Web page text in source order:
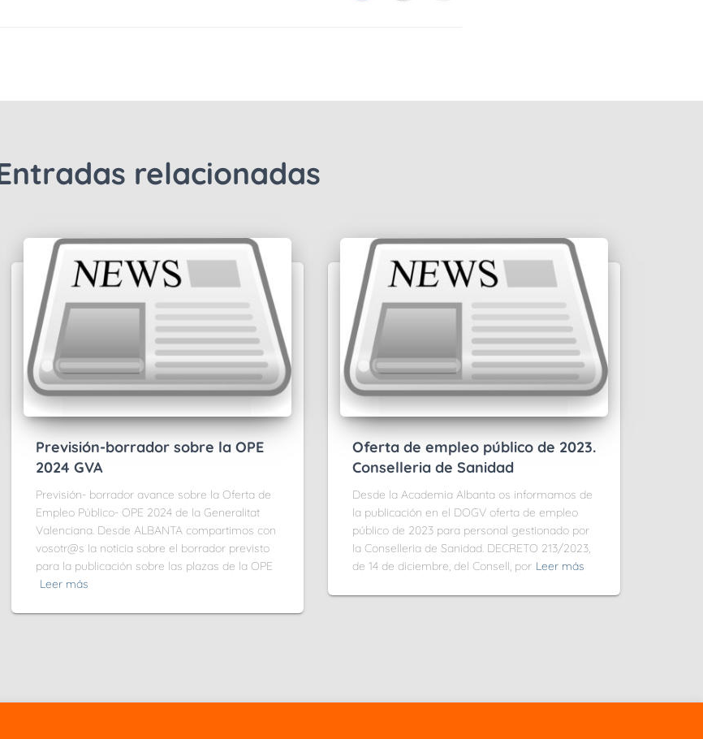
relacionadas
Previsión-borrador sobre la OPE
2024 GVA
Previsión- borrador avance sobre la Oferta de
Empleo Público- OPE 2024 de la Generalitat
Valenciana. Desde ALBANTA compartimos con
vosotr@s la noticia sobre el borrador previsto
para la publicación sobre las plazas de la OPE
Leer más
Oferta de empleo público de 2023.
Conselleria de Sanidad
Desde la Academia Albanta os informamos de
la publicación en el DOGV oferta de empleo
público de 2023 para personal gestionado por
la Conselleria de Sanidad. DECRETO 213/2023,
de 14 de diciembre, del Consell, por Leer más